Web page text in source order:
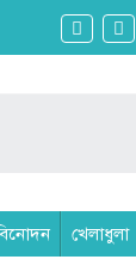
খেলাধুলা